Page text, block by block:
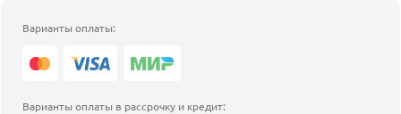
Варианты оплаты:
Варианты оплаты в рассрочку и кредит: